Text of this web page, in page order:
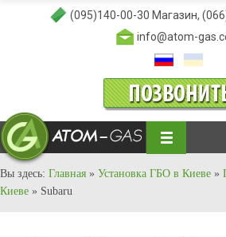
(095)140-00-30 Магазин,
info@atom-
Вы здесь: Главная » Установка ГБО в Киеве »
Киеве » Subaru